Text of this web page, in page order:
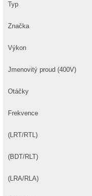
Typ
Značka
Výkon
Jmenovitý proud (400V)
Otáčky
Frekvence
(LRT/RTL)
(BDT/RLT)
(LRA/RLA)